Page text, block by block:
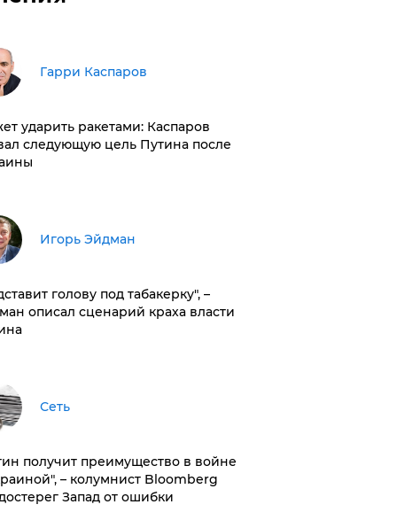
Гарри Каспаров
ударить ракетами: Каспаров
следующую цель Путина после
Игорь Эйдман
голову под табакерку", –
описал сценарий краха власти
Сеть
получит преимущество в войне
– колумнист Bloomberg
Запад от ошибки